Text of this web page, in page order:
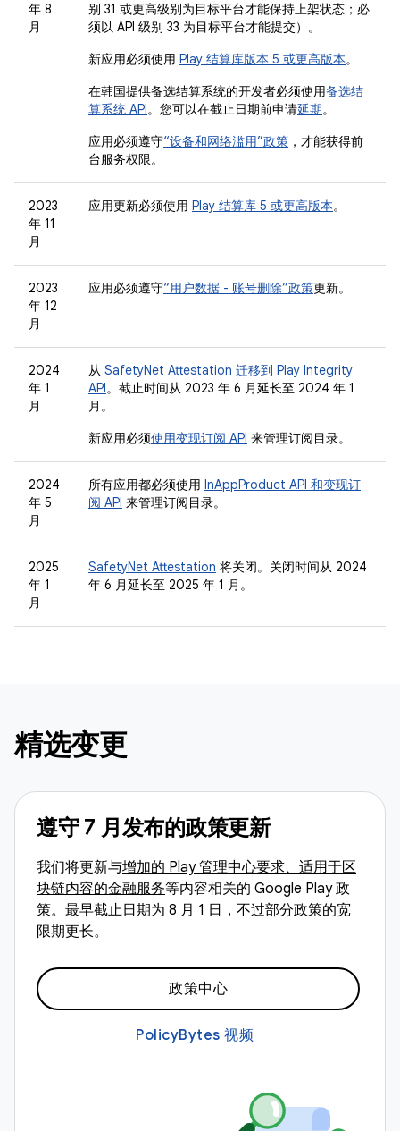
年 8
月
别 31 或更高级别为目标平台才能保持上架状态；必
须以 API 级别 33 为目标平台才能提交）。
新应用必须使用 Play 结算库版本 5 或更高版本。
在韩国提供备选结算系统的开发者必须使用备选结
算系统 API。您可以在截止日期前申请延期。
应用必须遵守“设备和网络滥用”政策 ，才能获得前
台服务权限。
2023
年 11
月
应用更新必须使用 Play 结算库 5 或更高版本。
2023
年 12
月
应用必须遵守“用户数据 - 账号删除”政策更新。
2024
年 1
月
从 SafetyNet Attestation 迁移到 Play Integrity
API。截止时间从 2023 年 6 月延长至 2024 年 1
月。
新应用必须使用变现订阅 API 来管理订阅目录。
2024
年 5
月
所有应用都必须使用 InAppProduct API 和变现订
阅 API 来管理订阅目录。
2025
年 1
月
SafetyNet Attestation 将关闭。关闭时间从 2024
年 6 月延长至 2025 年 1 月。
精选变更
遵守 7 月发布的政策更新
我们将更新与增加的 Play 管理中心要求、适用于区
块链内容的金融服务等内容相关的 Google Play 政
策。最早截止日期为 8 月 1 日，不过部分政策的宽
限期更长。
政策中心
PolicyBytes 视频